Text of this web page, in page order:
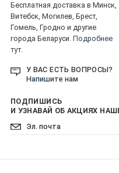
Бесплатная доставка в Минск,
Витебск, Могилев, Брест,
Гомель, Гродно и другие
города Беларуси. Подробнее
тут.
У ВАС ЕСТЬ ВОПРОСЫ?
Напишите нам
ПОДПИШИСЬ
И УЗНАВАЙ ОБ АКЦИЯХ